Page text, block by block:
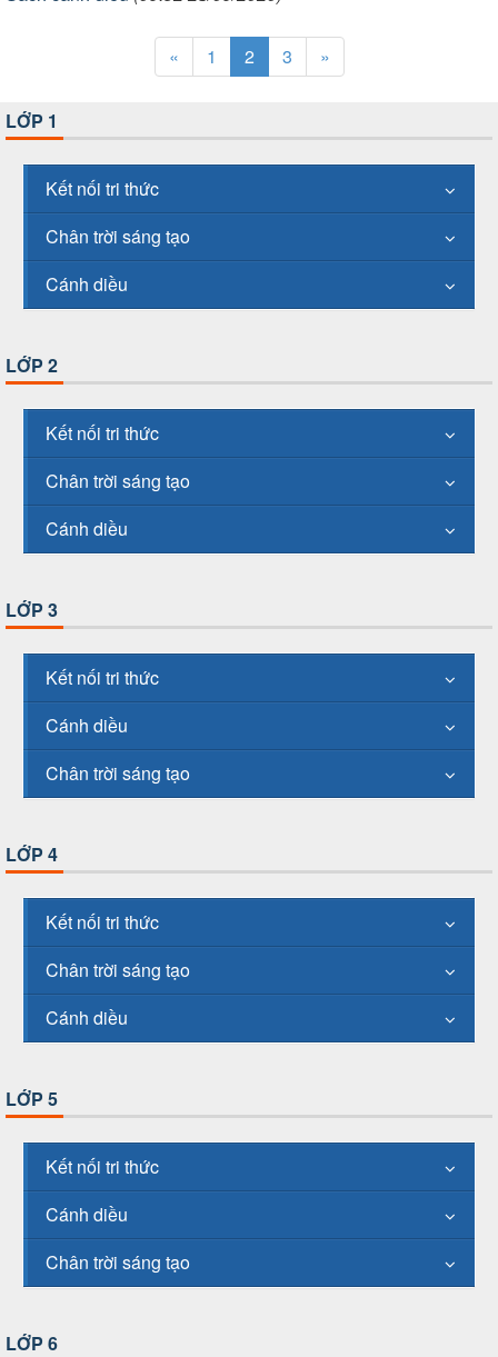
« 1 2 3 »
LỚP 1
Kết nối tri thức
Chân trời sáng tạo
Cánh diều
LỚP 2
Kết nối tri thức
Chân trời sáng tạo
Cánh diều
LỚP 3
Kết nối tri thức
Cánh diều
Chân trời sáng tạo
LỚP 4
Kết nối tri thức
Chân trời sáng tạo
Cánh diều
LỚP 5
Kết nối tri thức
Cánh diều
Chân trời sáng tạo
LỚP 6